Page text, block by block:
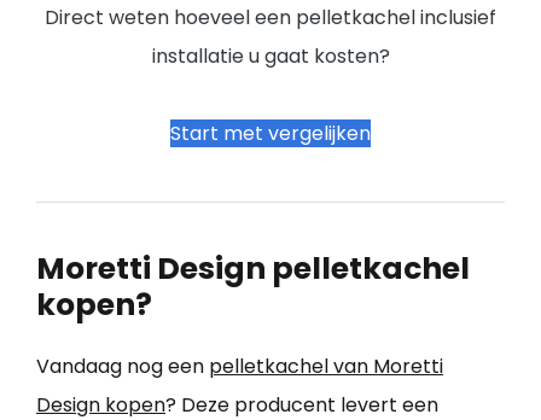
Direct weten hoeveel een pelletkachel inclusief
installatie u gaat kosten?
Start met vergelijken
Moretti Design pelletkachel
kopen?
Vandaag nog een pelletkachel van Moretti
Design kopen? Deze producent levert een